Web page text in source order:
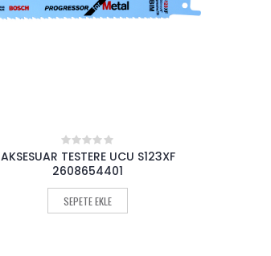
0
out
of
5
AKSESUAR TESTERE UCU S3456XF
2608654405
SEPETE EKLE